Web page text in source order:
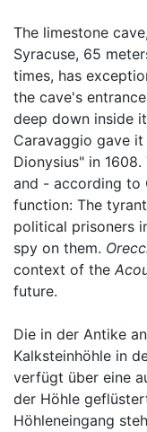
The limestone
Syracuse, 65
times, has
the cave's
deep down inside
Caravaggio gave
Dionysius" in
and - according to
function: The
political prisoners
spy on them.
context of the
future.
Die in der Antike
Kalksteinhöhle in
verfügt über eine
der Höhle
Höhleneingang